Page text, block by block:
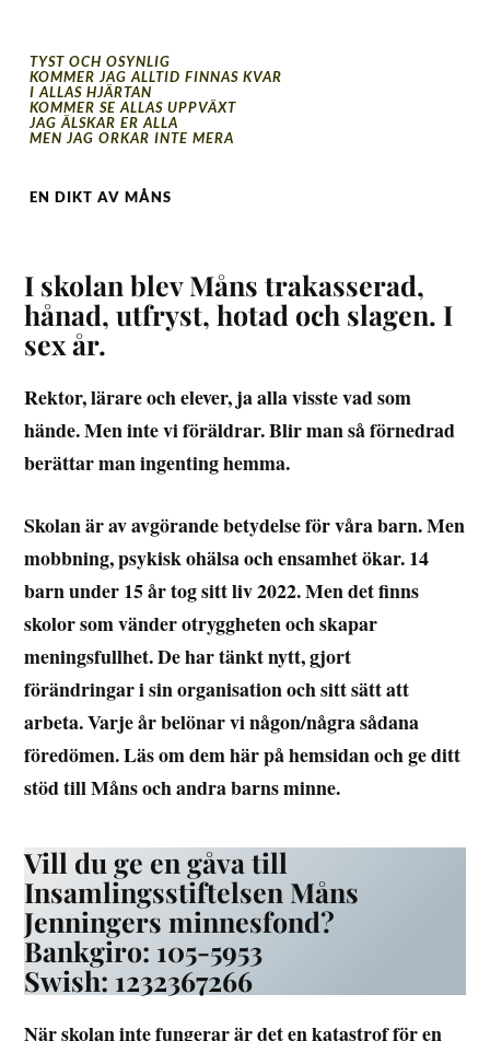
TYST OCH OSYNLIG
KOMMER JAG ALLTID FINNAS KVAR
I ALLAS HJÄRTAN
KOMMER SE ALLAS UPPVÄXT
JAG ÄLSKAR ER ALLA
MEN JAG ORKAR INTE MERA
EN DIKT AV MÅNS
I skolan blev Måns trakasserad,
hånad, utfryst, hotad och slagen. I
sex år.
Rektor, lärare och elever, ja alla visste vad som
hände. Men inte vi föräldrar. Blir man så förnedrad
berättar man ingenting hemma.
Skolan är av avgörande betydelse för våra barn. Men
mobbning, psykisk ohälsa och ensamhet ökar. 14
barn under 15 år tog sitt liv 2022. Men det finns
skolor som vänder otryggheten och skapar
meningsfullhet. De har tänkt nytt, gjort
förändringar i sin organisation och sitt sätt att
arbeta. Varje år belönar vi någon/några sådana
föredömen. Läs om dem här på hemsidan och ge ditt
stöd till Måns och andra barns minne.
Vill du ge en gåva till
Insamlingsstiftelsen Måns
Jenningers minnesfond?
Bankgiro: 105-5953
Swish: 1232367266
När skolan inte fungerar är det en katastrof för en